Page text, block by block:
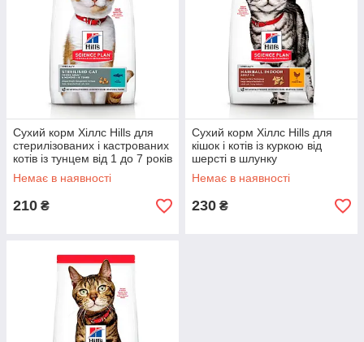
Сухий корм Хіллс Hills для
стерилізованих і кастрованих
котів із тунцем від 1 до 7 років
Немає в наявності
210 ₴
Сухий корм Хіллс Hills для
кішок і котів із куркою від
шерсті в шлунку
Немає в наявності
230 ₴